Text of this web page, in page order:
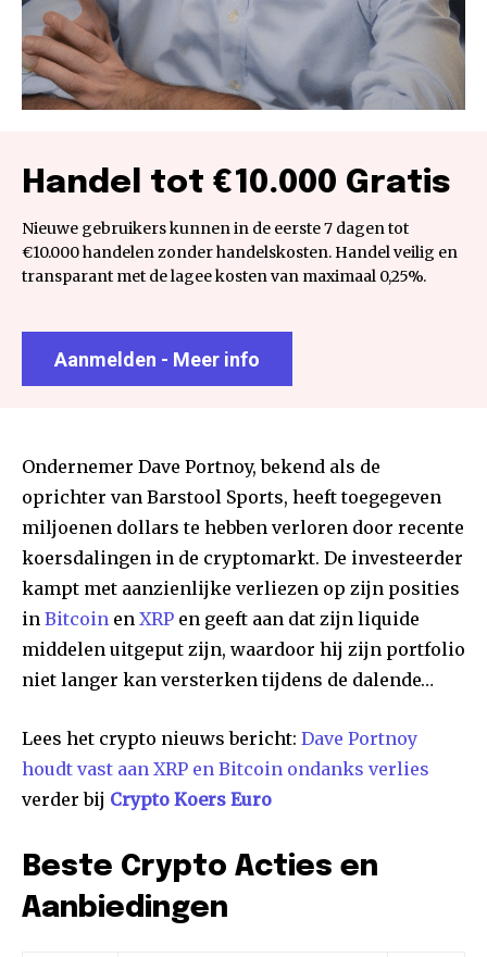
Handel tot €10.000 Gratis
Nieuwe gebruikers kunnen in de eerste 7 dagen tot
€10.000 handelen zonder handelskosten. Handel veilig en
transparant met de lagee kosten van maximaal 0,25%.
Aanmelden - Meer info
Ondernemer Dave Portnoy, bekend als de
oprichter van Barstool Sports, heeft toegegeven
miljoenen dollars te hebben verloren door recente
koersdalingen in de cryptomarkt. De investeerder
kampt met aanzienlijke verliezen op zijn posities
in Bitcoin en XRP en geeft aan dat zijn liquide
middelen uitgeput zijn, waardoor hij zijn portfolio
niet langer kan versterken tijdens de dalende…
Lees het crypto nieuws bericht: Dave Portnoy
houdt vast aan XRP en Bitcoin ondanks verlies
verder bij Crypto Koers Euro
Beste Crypto Acties en
Aanbiedingen